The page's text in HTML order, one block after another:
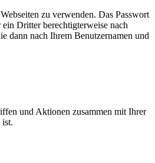
zu verwenden. Das Passwort
Dritter berechtigterweise nach
dann nach Ihrem Benutzernamen und
und Aktionen zusammen mit Ihrer